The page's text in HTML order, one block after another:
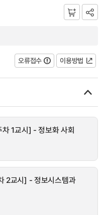
오류접수 이용방법
1교시] - 정보화 사회
2교시] - 정보시스템과